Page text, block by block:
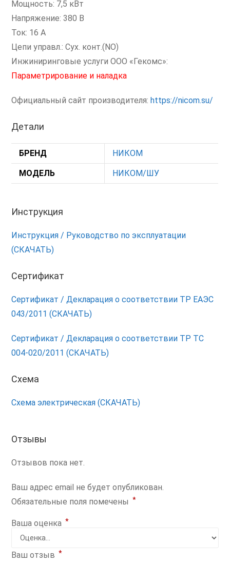
Мощность: 7,5 кВт
Напряжение: 380 В
Ток: 16 А
Цепи управл.: Сух. конт.(NO)
Инжиниринговые услуги ООО «Гекомс»:
Параметрирование и наладка
Официальный сайт производителя:https://nicom.su/
Детали
БРЕНД НИКОМ
МОДЕЛЬ НИКОМ/ШУ
Инструкция
Инструкция / Руководство по эксплуатации
(СКАЧАТЬ)
Сертификат
Сертификат / Декларация о соответствии ТР ЕАЭС
043/2011 (СКАЧАТЬ)
Сертификат / Декларация о соответствии ТР ТС
004-020/2011 (СКАЧАТЬ)
Схема
Схема электрическая (СКАЧАТЬ)
Отзывы
Отзывов пока нет.
Ваш адрес email не будет опубликован.
Обязательные поля помечены *
Ваша оценка *
Ваш отзыв *